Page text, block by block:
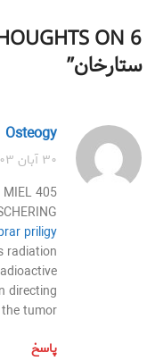
6 THOUGHTS ON “
ستارخان”
osteogy
۳۰ آبان ۱۴۰۳ در ۱۱:۲۴ ق.ظ
MIEL
priligy
radiation
directing
tumor
پاسخ